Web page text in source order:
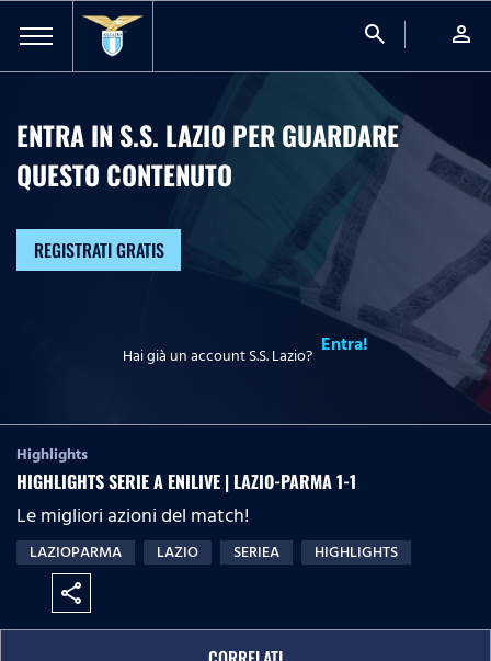
search person
ENTRA IN S.S. LAZIO PER GUARDARE
QUESTO CONTENUTO
REGISTRATI GRATIS
Hai già un account S.S. Lazio? Entra!
Highlights
HIGHLIGHTS SERIE A ENILIVE | LAZIO-PARMA 1-1
Le migliori azioni del match!
LAZIOPARMA LAZIO SERIEA HIGHLIGHTS
share